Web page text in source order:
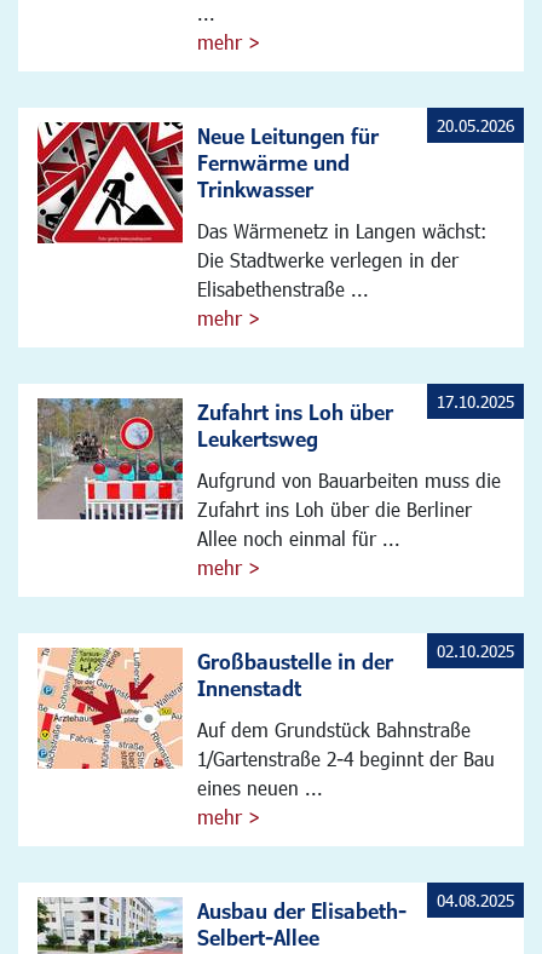
...
mehr >
Neue Leitungen für
Fernwärme und
Trinkwasser
Das Wärmenetz in Langen wächst:
Die Stadtwerke verlegen in der
Elisabethenstraße ...
mehr >
20.05.2026
Zufahrt ins Loh über
Leukertsweg
Aufgrund von Bauarbeiten muss die
Zufahrt ins Loh über die Berliner
Allee noch einmal für ...
mehr >
17.10.2025
Großbaustelle in der
Innenstadt
Auf dem Grundstück Bahnstraße
1/Gartenstraße 2-4 beginnt der Bau
eines neuen ...
mehr >
02.10.2025
Ausbau der Elisabeth-
Selbert-Allee
04.08.2025